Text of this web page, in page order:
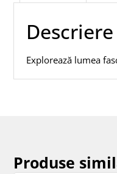
Descriere
Explorează lumea
Produse